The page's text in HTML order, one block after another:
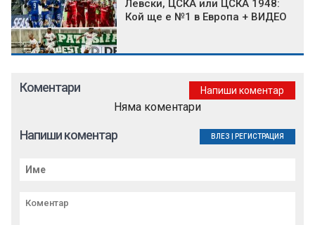
Левски, ЦСКА или ЦСКА 1948:
Кой ще е №1 в Европа + ВИДЕО
Коментари Напиши коментар
Няма коментари
Напиши коментар ВЛЕЗ РЕГИСТРАЦИЯ